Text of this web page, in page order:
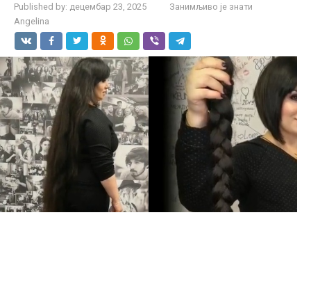
Published by: децембар 23, 2025
Занимљиво је знати
Angelina